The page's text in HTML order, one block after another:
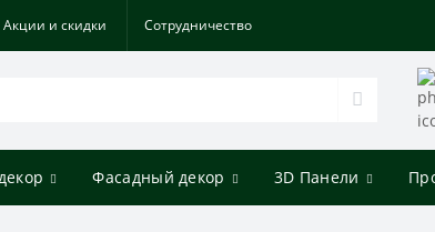
Акции и скидки Cотрудничество
Фасадный декор 3D Панели